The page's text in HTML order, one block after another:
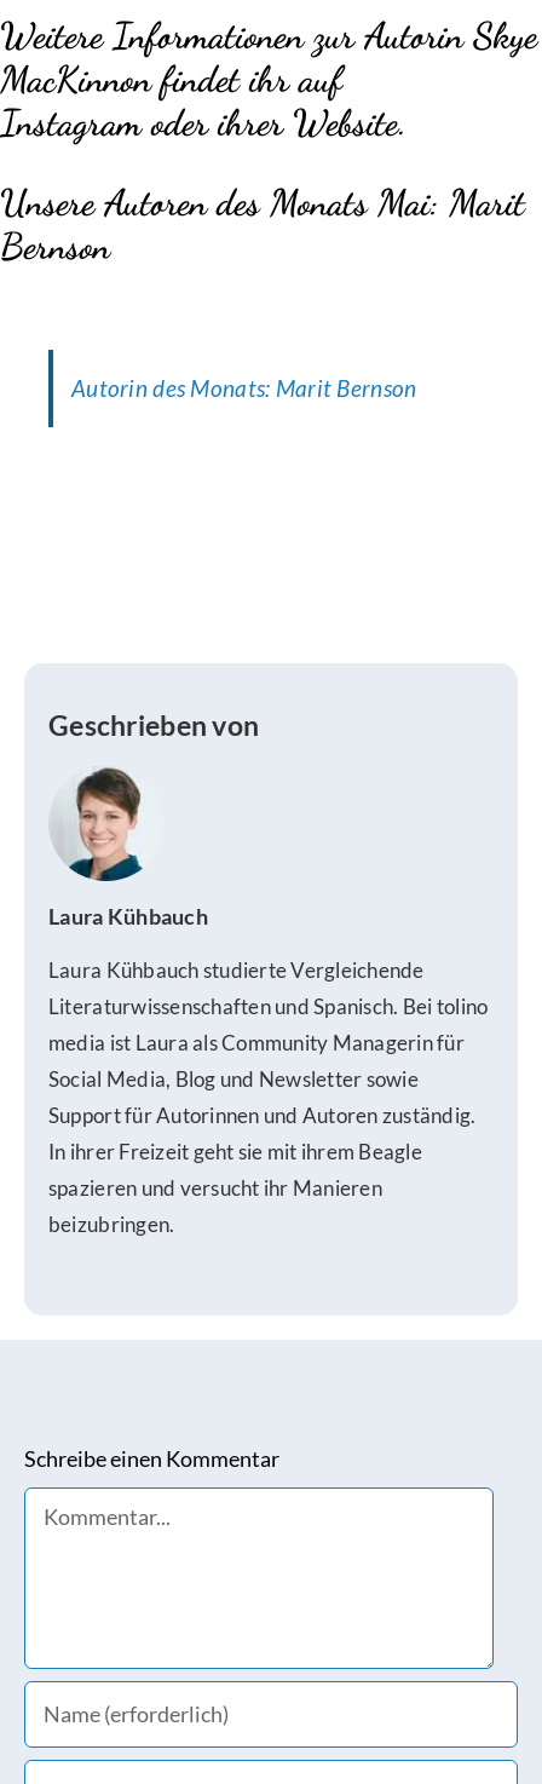
Weitere Informationen zur Autorin Skye
MacKinnon findet ihr auf
Instagramoderihrer Website.
Unsere Autoren des Monats Mai: Marit
Bernson
Autorin des Monats: Marit Bernson
Geschrieben von
Laura Kühbauch
Laura Kühbauch studierte Vergleichende
Literaturwissenschaften und Spanisch. Bei tolino
media ist Laura als Community Managerin für
Social Media, Blog und Newsletter sowie
Support für Autorinnen und Autoren zuständig.
In ihrer Freizeit geht sie mit ihrem Beagle
spazieren und versucht ihr Manieren
beizubringen.
Schreibe einen Kommentar
Comment